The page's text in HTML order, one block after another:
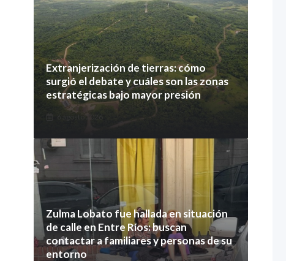
Extranjerización de tierras: cómo
surgió el debate y cuáles son las zonas
estratégicas bajo mayor presión
6 agosto 2026
Zulma Lobato fue hallada en situación
de calle en Entre Ríos: buscan
contactar a familiares y personas de su
entorno